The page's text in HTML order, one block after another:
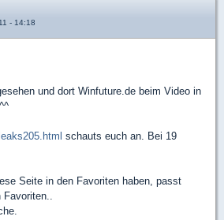
- 14:18
und dort Winfuture.de beim Video in
schauts euch an. Bei 19
Seite in den Favoriten haben, passt
Favoriten..